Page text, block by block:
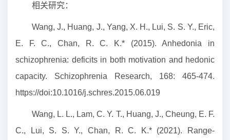
相关研究：
Wang, J., Huang, J., Yang, X. H., Lui, S. S. Y., Eric,
E. F. C., Chan, R. C. K.* (2015). Anhedonia in
schizophrenia: deficits in both motivation and hedonic
capacity. Schizophrenia Research, 168: 465-474.
https://doi:10.1016/j.schres.2015.06.019
Wang, L. L., Lam, C. Y. T., Huang, J., Cheung, E. F.
C., Lui, S. S. Y., Chan, R. C. K.* (2021). Range-